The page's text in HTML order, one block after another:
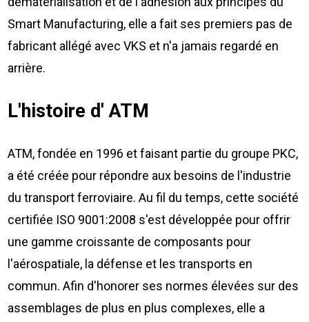
Smart Manufacturing, elle a fait ses premiers pas de
fabricant allégé avec VKS et n'a jamais regardé en
arrière.
L'histoire d' ATM
ATM, fondée en 1996 et faisant partie du groupe PKC,
a été créée pour répondre aux besoins de l'industrie
du transport ferroviaire. Au fil du temps, cette société
certifiée ISO 9001:2008 s'est développée pour offrir
une gamme croissante de composants pour
l'aérospatiale, la défense et les transports en
commun. Afin d'honorer ses normes élevées sur des
assemblages de plus en plus complexes, elle a